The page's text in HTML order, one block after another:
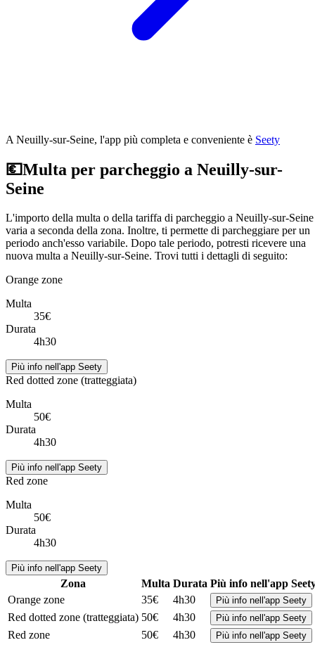
A Neuilly-sur-Seine, l'app più completa e conveniente è Seety
💶Multa per parcheggio a Neuilly-sur-
Seine
L'importo della multa o della tariffa di parcheggio a Neuilly-sur-Seine
varia a seconda della zona. Inoltre, ti permette di parcheggiare per un
periodo anch'esso variabile. Dopo tale periodo, potresti ricevere una
nuova multa a Neuilly-sur-Seine. Trovi tutti i dettagli di seguito:
Orange zone
Multa
35€
Durata
4h30
Più info nell'app Seety
Red dotted zone (tratteggiata)
Multa
50€
Durata
4h30
Più info nell'app Seety
Red zone
Multa
50€
Durata
4h30
Più info nell'app Seety
Zona Multa Durata Più info nell'app
Orange zone
35€ 4h30 Più info nell'app Seety
Red dotted zone (tratteggiata) 50€ 4h30 Più info nell'app Seety
Red zone 50€ 4h30 Più info nell'app Seety